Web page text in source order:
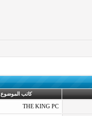
كاتب الموضوع
THE KING PC